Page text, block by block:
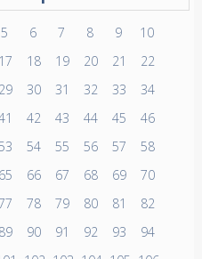
5 6 7 8 9
10
17 18 19 20 21
22
29 30 31 32 33
34
42 43 44 45
46
54 55 56 57
58
65 66 67 68 69
70
78 79 80 81
82
89 90 91 92 93
94